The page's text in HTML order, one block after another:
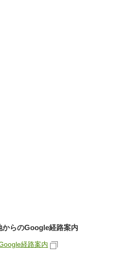
からのGoogle経路案内
経路案内